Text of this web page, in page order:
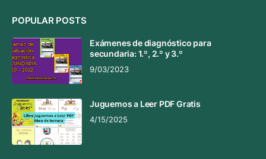
POPULAR POSTS
Exámenes de diagnóstico para
secundaria: 1.º, 2.º y 3.º
9/03/2023
Juguemos a Leer PDF Gratis
4/15/2025